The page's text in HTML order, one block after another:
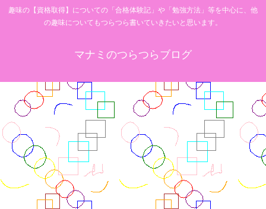
趣味の【資格取得】についての「合格体験記」や「勉強方法」等を中心に、他
の趣味についてもつらつら書いていきたいと思います。
マナミのつらつらブログ